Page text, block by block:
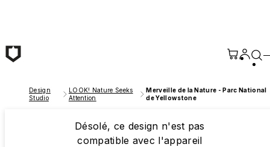
Design
Studio
LOOK! Nature Seeks
Attention
Merveille de la Nature - Parc National
de Yellowstone
Désolé, ce design n'est pas
compatible avec l'appareil